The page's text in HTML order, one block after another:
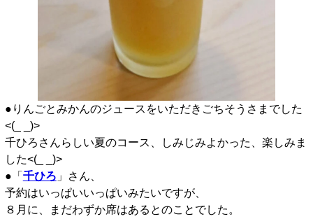
●りんごとみかんのジュースをいただきごちそうさまでした
<(_ _)>
千ひろさんらしい夏のコース、しみじみよかった、楽しみま
した<(_ _)>
●「 千ひろ 」さん、
予約はいっぱいいっぱいみたいですが、
８月に、まだわずか席はあるとのことでした。